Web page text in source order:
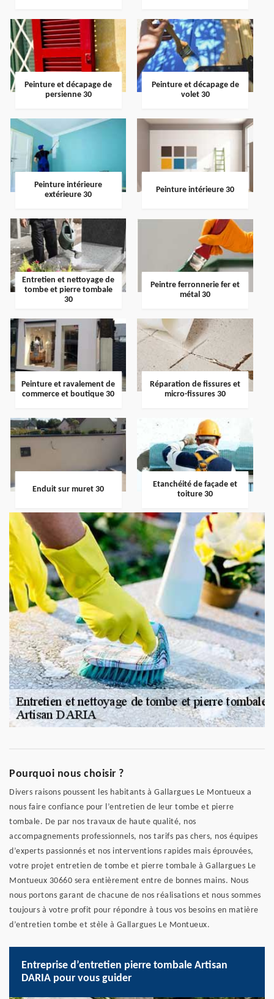
Peinture et décapage de
persienne 30
Peinture et décapage de
volet 30
Peinture intérieure
extérieure 30
Peinture intérieure 30
Entretien et nettoyage de
tombe et pierre tombale
30
Peintre ferronnerie fer et
métal 30
Peinture et ravalement de
commerce et boutique 30
Réparation de fissures et
micro-fissures 30
Enduit sur muret 30
Etanchéité de façade et
toiture 30
Pourquoi nous choisir ?
Divers raisons poussent les habitants à Gallargues Le Montueux a
nous faire confiance pour l’entretien de leur tombe et pierre
tombale. De par nos travaux de haute qualité, nos
accompagnements professionnels, nos tarifs pas chers, nos équipes
d’experts passionnés et nos interventions rapides mais éprouvées,
votre projet entretien de tombe et pierre tombale à Gallargues Le
Montueux 30660 sera entièrement entre de bonnes mains. Nous
nous portons garant de chacune de nos réalisations et nous sommes
toujours à votre profit pour répondre à tous vos besoins en matière
d’entretien tombe et stèle à Gallargues Le Montueux.
Entreprise d’entretien pierre tombale Artisan
DARIA pour vous guider